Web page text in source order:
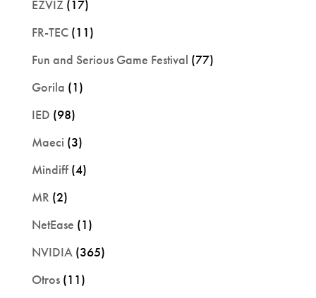
EZVIZ(17)
FR-TEC(11)
Fun and Serious Game Festival (77)
Gorila (1)
IED (98)
Maeci (3)
Mindiff(4)
MR (2)
NetEase (1)
NVIDIA(365)
Otros(11)